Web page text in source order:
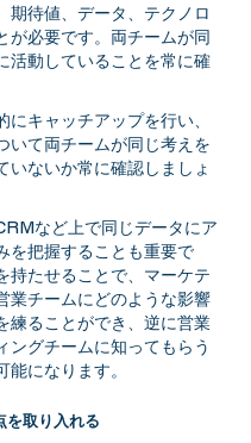
期待値、データ、テクノロ
が必要です。両チームが同
活動していることを常に確
キャッチアップを行い、
いて両チームが同じ考えを
いないか常に確認しましょ
など上で同じデータにア
を把握することも重要で
持たせることで、マーケテ
業チームにどのような影響
練ることができ、逆に営業
ングチームに知ってもらう
になります。
を取り入れる